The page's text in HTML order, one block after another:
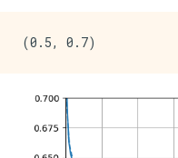
Epoch: 500,
Epoch: 700,
Epoch: 800,